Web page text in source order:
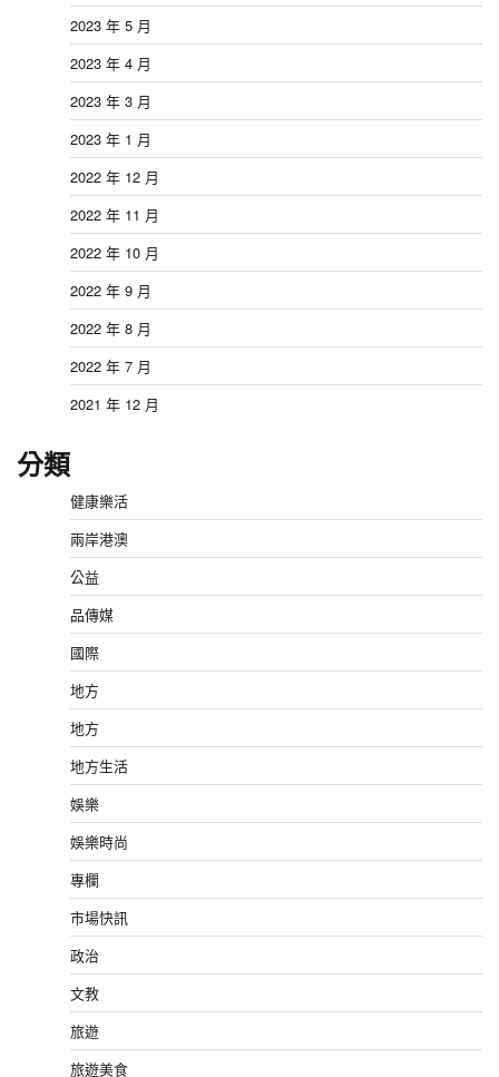
2023 年 5 月
2023 年 4 月
2023 年 3 月
2023 年 1 月
2022 年 12 月
2022 年 11 月
2022 年 10 月
2022 年 9 月
2022 年 8 月
2022 年 7 月
2021 年 12 月
分類
健康樂活
兩岸港澳
公益
品傳媒
國際
地方
地方
地方生活
娛樂
娛樂時尚
專欄
市場快訊
政治
文教
旅遊
旅遊美食